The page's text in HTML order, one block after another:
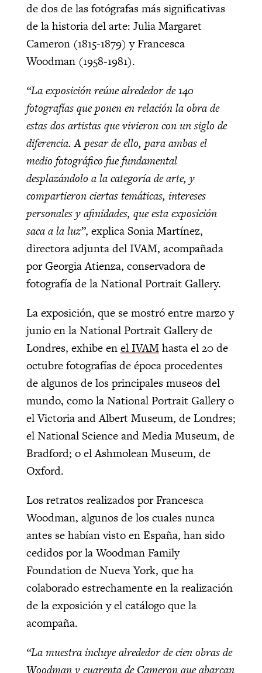
de dos de las fotógrafas más significativas
de la historia del arte: Julia Margaret
Cameron (1815-1879) y Francesca
Woodman (1958-1981).
“La exposición reúne alrededor de 140
fotografías que ponen en relación la obra de
estas dos artistas que vivieron con un siglo de
diferencia. A pesar de ello, para ambas el
medio fotográfico fue fundamental
desplazándolo a la categoría de arte, y
compartieron ciertas temáticas, intereses
personales y afinidades, que esta exposición
saca a la luz”, explica Sonia Martínez,
directora adjunta del IVAM, acompañada
por Georgia Atienza, conservadora de
fotografía de la National Portrait Gallery.
La exposición, que se mostró entre marzo y
junio en la National Portrait Gallery de
Londres, exhibe enel IVAMhasta el 20 de
octubre fotografías de época procedentes
de algunos de los principales museos del
mundo, como la National Portrait Gallery o
el Victoria and Albert Museum, de Londres;
el National Science and Media Museum, de
Bradford; o el Ashmolean Museum, de
Oxford.
Los retratos realizados por Francesca
Woodman, algunos de los cuales nunca
antes se habían visto en España, han sido
cedidos por la Woodman Family
Foundation de Nueva York, que ha
colaborado estrechamente en la realización
de la exposición y el catálogo que la
acompaña.
“La muestra incluye alrededor de cien obras de